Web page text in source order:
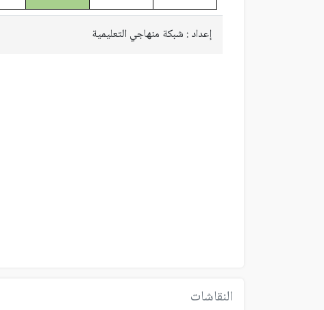
إعداد : شبكة منهاجي التعليمية
النقاشات